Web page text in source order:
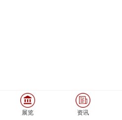
展览 资讯